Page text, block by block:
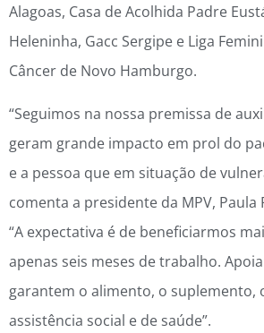
Alagoas, Casa de Acolhida Padre
Heleninha, Gacc Sergipe e Liga
Câncer de Novo Hamburgo.
“Seguimos na nossa premissa de
geram grande impacto em prol do
e a pessoa que em situação de
comenta a presidente da MPV, Paula
“A expectativa é de beneficiarmos
apenas seis meses de trabalho.
garantem o alimento, o suplemento,
assistência social e de saúde”.